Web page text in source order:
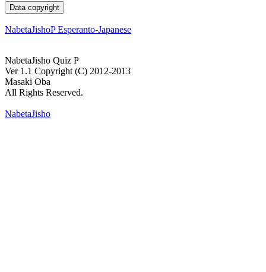
NabetaJishoP Esperanto-Japanese
NabetaJisho Quiz P
Ver 1.1 Copyright (C) 2012-2013
Masaki Oba
All Rights Reserved.
NabetaJisho